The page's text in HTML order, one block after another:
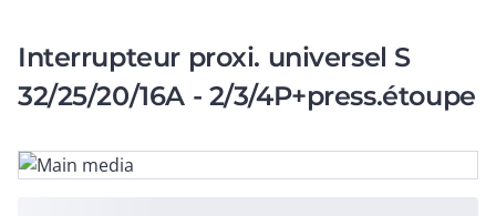
Interrupteur proxi. universel S
32/25/20/16A - 2/3/4P+press.étoupe